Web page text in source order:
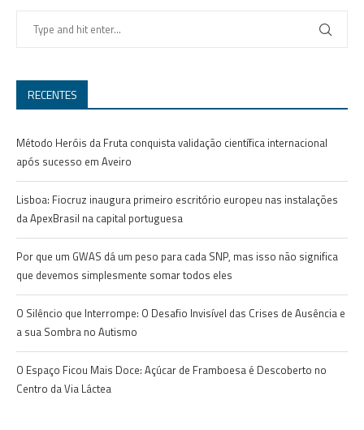
RECENTES
Método Heróis da Fruta conquista validação científica internacional
após sucesso em Aveiro
Lisboa: Fiocruz inaugura primeiro escritório europeu nas instalações
da ApexBrasil na capital portuguesa
Por que um GWAS dá um peso para cada SNP, mas isso não significa
que devemos simplesmente somar todos eles
O Silêncio que Interrompe: O Desafio Invisível das Crises de Ausência e
a sua Sombra no Autismo
O Espaço Ficou Mais Doce: Açúcar de Framboesa é Descoberto no
Centro da Via Láctea